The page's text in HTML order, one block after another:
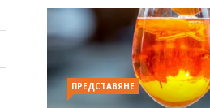
ПРЕДСТАВЯНЕ